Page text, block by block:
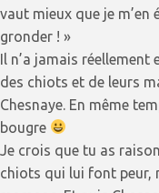
vaut mieux que je
gronder ! »
Il n’a jamais réellement
des chiots et de leurs
Chesnaye. En même
bougre
Je crois que tu as
chiots qui lui font peur,